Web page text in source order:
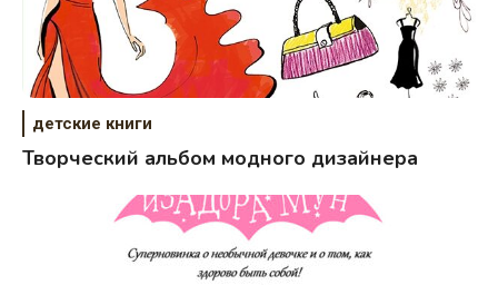
детские книги
Творческий альбом модного дизайнера